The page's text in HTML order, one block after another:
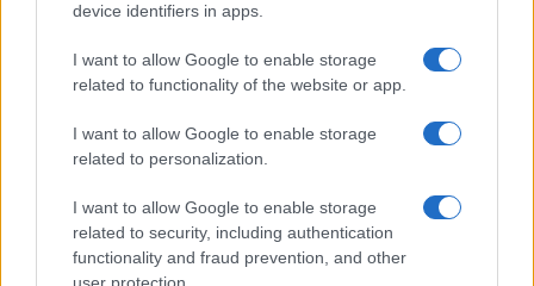
device identifiers in apps.
I want to allow Google to enable storage
related to functionality of the website or app.
I want to allow Google to enable storage
related to personalization.
I want to allow Google to enable storage
related to security, including authentication
functionality and fraud prevention, and other
anyanyelvünk?. Beszédét követően a szerző felolvasta
Pillangó Berlin című opusát.
Clive Wilmert és Pál Ferencet tüntették ki műfordítói
díjakkal.